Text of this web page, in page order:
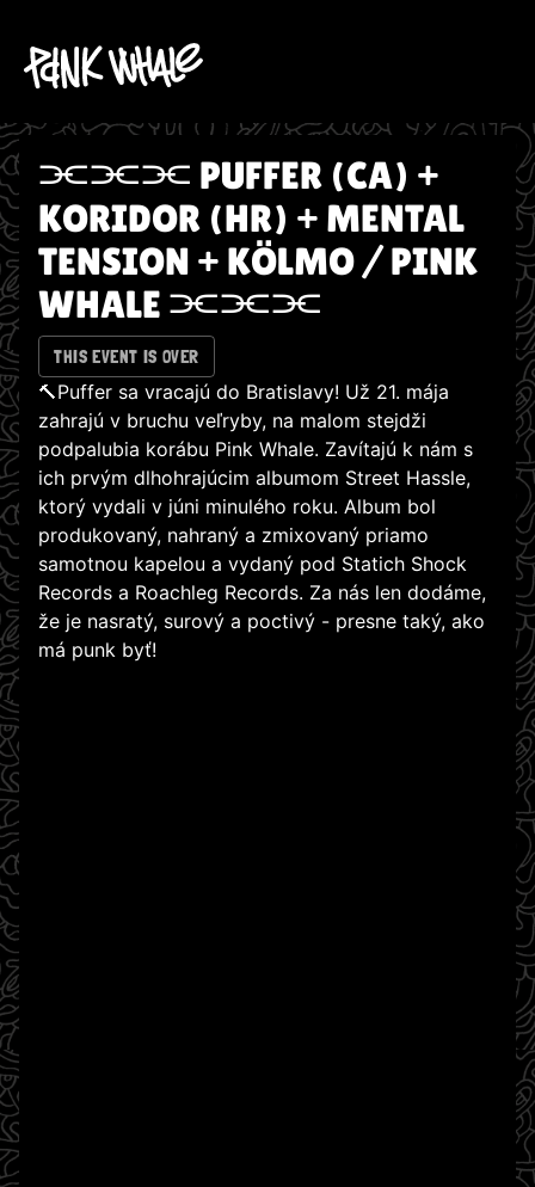
⫘⫘⫘ PUFFER (CA) +
KORIDOR (HR) + MENTAL
TENSION + KÖLMO / PINK
WHALE ⫘⫘⫘
THIS EVENT IS OVER
🔨Puffer sa vracajú do Bratislavy! Už 21. mája
zahrajú v bruchu veľryby, na malom stejdži
podpalubia korábu Pink Whale. Zavítajú k nám s
ich prvým dlhohrajúcim albumom Street Hassle,
ktorý vydali v júni minulého roku. Album bol
produkovaný, nahraný a zmixovaný priamo
samotnou kapelou a vydaný pod Statich Shock
Records a Roachleg Records. Za nás len dodáme,
že je nasratý, surový a poctivý - presne taký, ako
má punk byť!